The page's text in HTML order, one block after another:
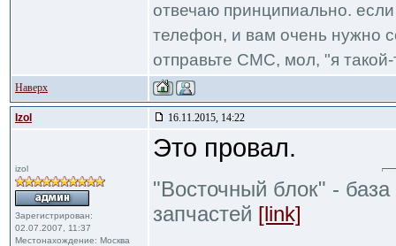
отвечаю принципиально.
телефон, и вам очень нужно
отправьте СМС, мол, "я такой-
Наверх
Izol 16.11.2015, 14:22
izol
Зарегистрирован:
02.07.2007, 11:37
Местонахождение: Москва
Это провал.
"Восточный блок" -
запчастей [link]